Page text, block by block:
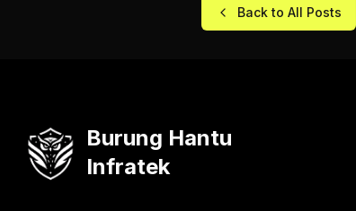
Back to All Posts
Burung Hantu
Infratek